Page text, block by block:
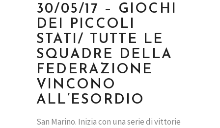
30/05/17 – GIOCHI
DEI PICCOLI
STATI/ TUTTE LE
SQUADRE DELLA
FEDERAZIONE
VINCONO
ALL’ESORDIO
San Marino. Inizia con una serie di vittorie